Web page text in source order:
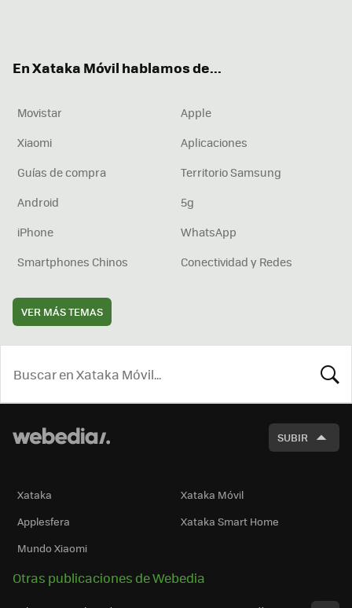
En Xataka Móvil hablamos de...
Movistar
Apple
Xiaomi
Aplicaciones
Guías de compra
Territorio Samsung
Android
5g
iPhone
WhatsApp
Smartphones Chinos
Conectividad y Redes
VER MÁS TEMAS
SUBIR
Xataka
Xataka Móvil
Applesfera
Xataka Smart Home
Mundo Xiaomi
Otras publicaciones de Webedia